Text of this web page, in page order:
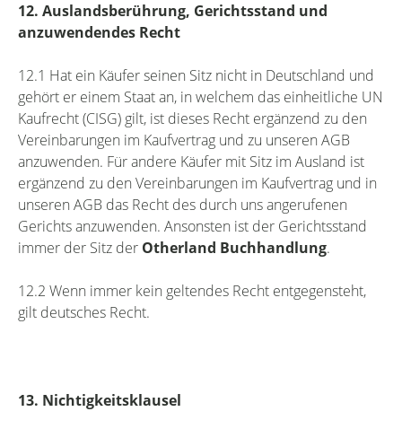
12. Auslandsberührung, Gerichtsstand und
anzuwendendes Recht
12.1 Hat ein Käufer seinen Sitz nicht in Deutschland und
gehört er einem Staat an, in welchem das einheitliche UN
Kaufrecht (CISG) gilt, ist dieses Recht ergänzend zu den
Vereinbarungen im Kaufvertrag und zu unseren AGB
anzuwenden. Für andere Käufer mit Sitz im Ausland ist
ergänzend zu den Vereinbarungen im Kaufvertrag und in
unseren AGB das Recht des durch uns angerufenen
Gerichts anzuwenden. Ansonsten ist der Gerichtsstand
immer der Sitz der Otherland Buchhandlung.
12.2 Wenn immer kein geltendes Recht entgegensteht,
gilt deutsches Recht.
13. Nichtigkeitsklausel